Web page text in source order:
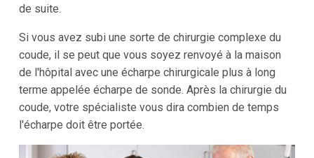
de suite.
Si vous avez subi une sorte de chirurgie complexe du
coude, il se peut que vous soyez renvoyé à la maison
de l'hôpital avec une écharpe chirurgicale plus à long
terme appelée écharpe de sonde. Après la chirurgie du
coude, votre spécialiste vous dira combien de temps
l'écharpe doit être portée.